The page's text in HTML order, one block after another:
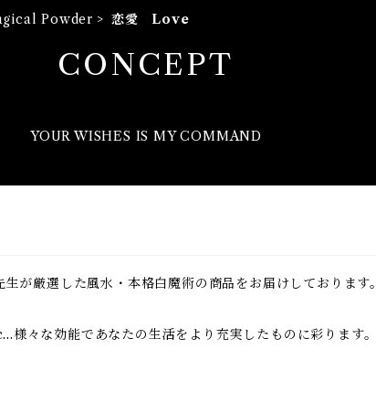
Powder 恋愛 Love
CONCEPT
YOUR WISHES IS MY COMMAND
が厳選した風水・本格白魔術の商品をお届けしております。
々な効能であなたの生活をより充実したものに彩ります。